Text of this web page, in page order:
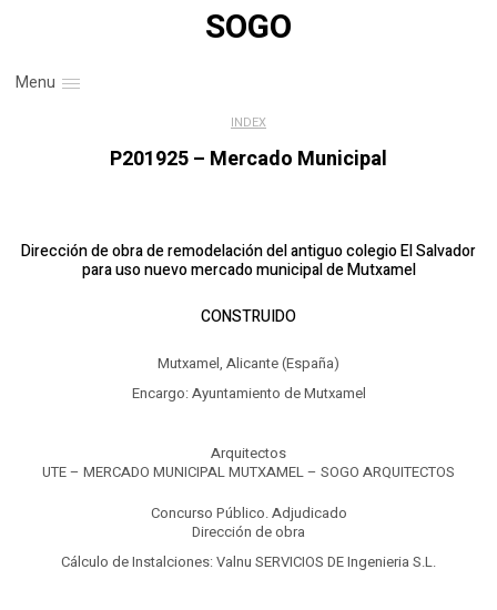
SOGO
Menu
INDEX
P201925 – Mercado Municipal
Dirección de obra de remodelación del antiguo colegio El Salvador
para uso nuevo mercado municipal de Mutxamel
CONSTRUIDO
Mutxamel, Alicante (España)
Encargo: Ayuntamiento de Mutxamel
Arquitectos
UTE – MERCADO MUNICIPAL MUTXAMEL – SOGO ARQUITECTOS
Concurso Público. Adjudicado
Dirección de obra
Cálculo de Instalciones: Valnu SERVICIOS DE Ingenieria S.L.